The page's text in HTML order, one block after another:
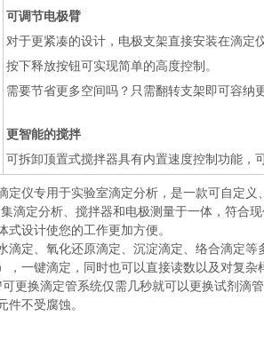
可调节电极臂
对于更紧凑的设计，电极支架直接安装在滴定
按下释放按钮可实现简单的高度控制。
需要节省更多空间吗？只需翻转支架即可容纳
更智能的搅拌
可拆卸顶置式搅拌器具有内置速度控制功能，
定仪专用于实验室滴定分析，是一款可自定义
滴定分析、搅拌器和电极测量于一体，符合
式设计使您的工作更加方便。
滴定、氧化还原滴定、沉淀滴定、络合滴定
，一键滴定，同时也可以直接读数以及对复杂
更换滴定管系统仅需几秒就可以更换试剂滴
件不受腐蚀。